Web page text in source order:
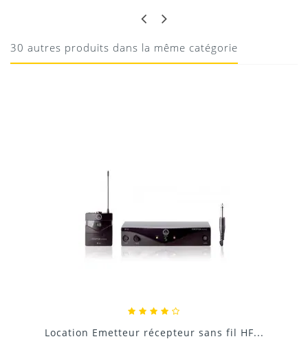
15/02/2015
Donnez votre avis !
30 autres produits dans la même catégorie